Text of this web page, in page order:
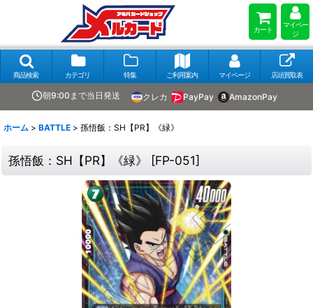
カート
マイペー
ジ
商品検索 カテゴリ 特集 ご利用案内 マイページ 店頭買取表
朝9:00まで当日発送 クレカ PayPay AmazonPay
ホーム > BATTLE > 孫悟飯：SH【PR】《緑》
孫悟飯：SH【PR】《緑》 [FP-051]